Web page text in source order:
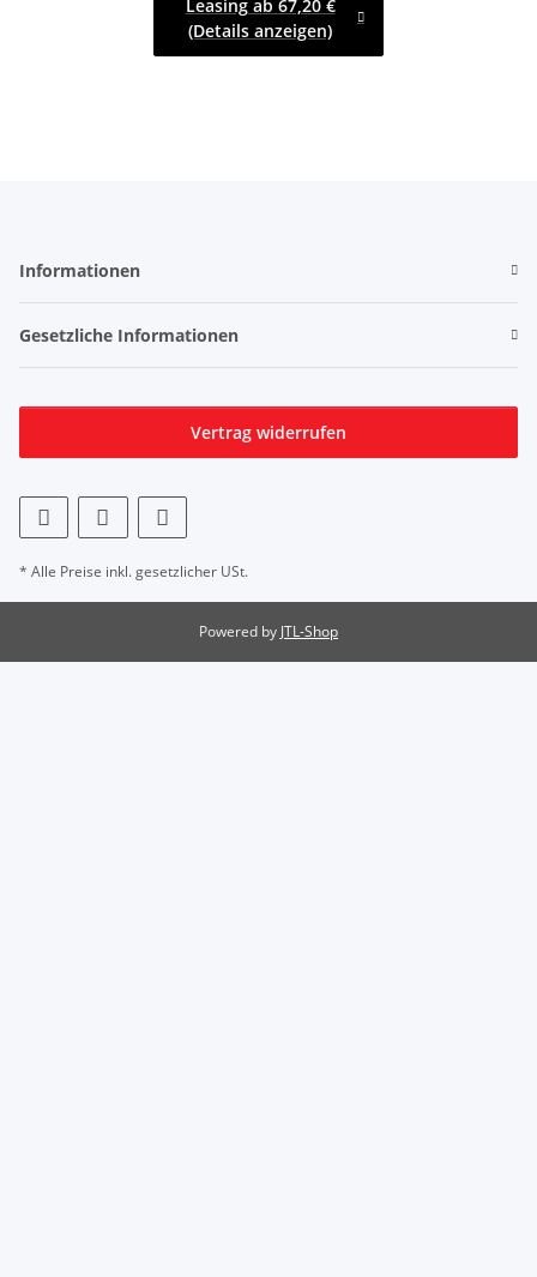
Leasing ab 67,20 €
(Details anzeigen)
Informationen
Gesetzliche Informationen
Vertrag widerrufen
* Alle Preise inkl. gesetzlicher USt.
Powered by JTL-Shop